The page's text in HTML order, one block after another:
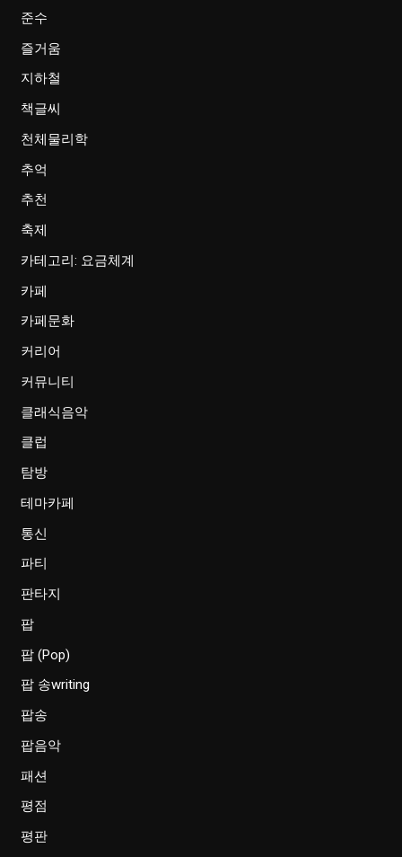
준수
즐거움
지하철
책글씨
천체물리학
추억
추천
축제
카테고리: 요금체계
카페
카페문화
커리어
커뮤니티
클래식음악
클럽
탐방
테마카페
통신
파티
판타지
팝
팝 (Pop)
팝 송writing
팝송
팝음악
패션
평점
평판